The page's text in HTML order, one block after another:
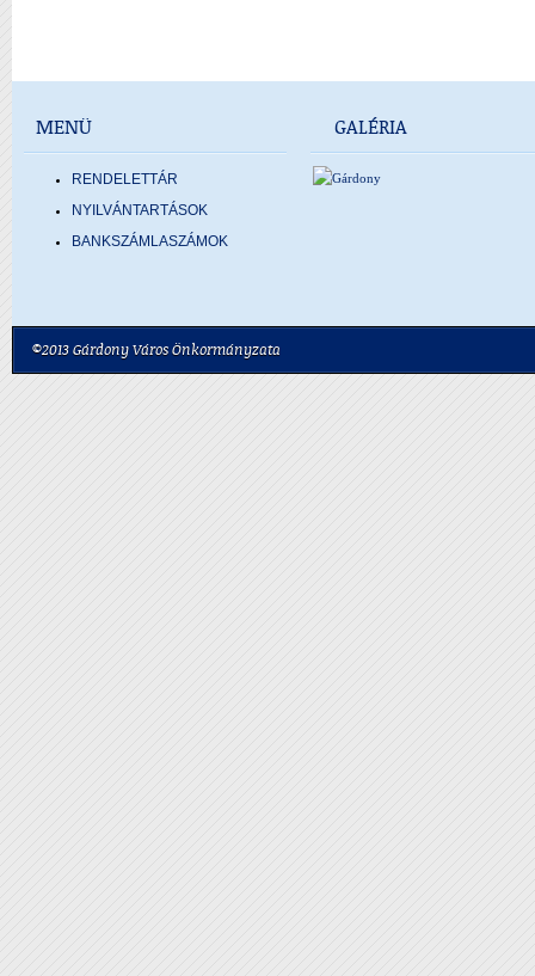
MENÜ
RENDELETTÁR
NYILVÁNTARTÁSOK
BANKSZÁMLASZÁMOK
GALÉRIA
©2013 Gárdony Város Önkormányzata